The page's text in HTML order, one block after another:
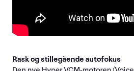
Rask og stillegående autofokus